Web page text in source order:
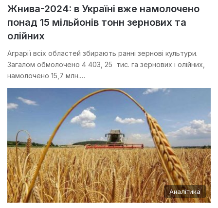
Жнива-2024: в Україні вже намолочено
понад 15 мільйонів тонн зернових та
олійних
Аграрії всіх областей збирають ранні зернові культури.
Загалом обмолочено 4 403, 25 тис. га зернових і олійних,
намолочено 15,7 млн.…
Аналітика